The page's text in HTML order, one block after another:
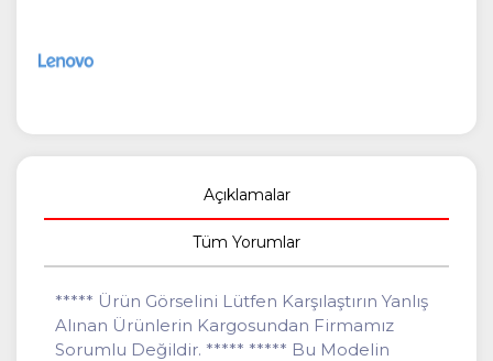
Açıklamalar
Tüm Yorumlar
***** Ürün Görselini Lütfen Karşılaştırın Yanlış
Alınan Ürünlerin Kargosundan Firmamız
Sorumlu Değildir. ***** ***** Bu Modelin